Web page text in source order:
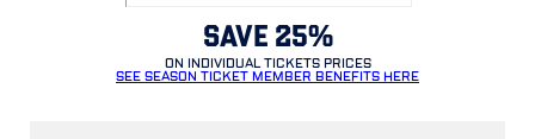
SAVE 25%
ON INDIVIDUAL TICKETS PRICES
SEE SEASON TICKET MEMBER BENEFITS HERE